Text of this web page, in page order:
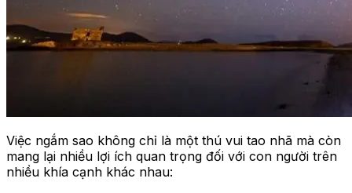
Việc ngắm sao không chỉ là một thú vui tao nhã mà còn
mang lại nhiều lợi ích quan trọng đối với con người trên
nhiều khía cạnh khác nhau: